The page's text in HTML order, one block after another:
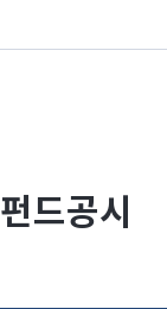
펀드공시